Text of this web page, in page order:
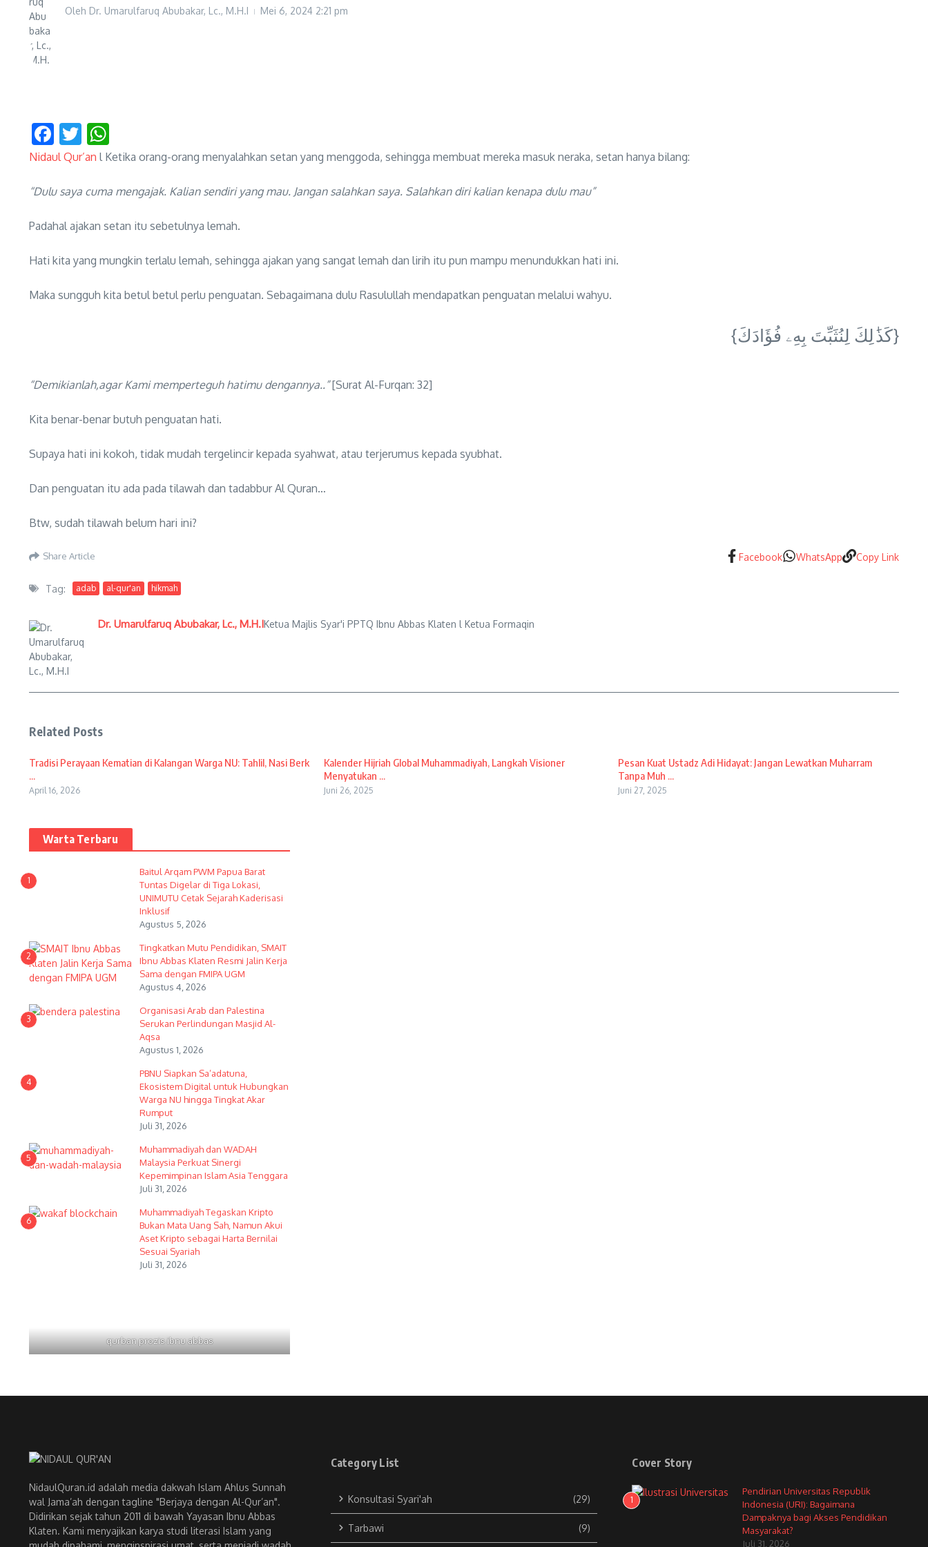
Oleh Dr. Umarulfaruq Abubakar, Lc., M.H.I Mei 6, 2024 2:21 pm
Facebook
Twitter
Nidaul Qur’an l Ketika orang-orang menyalahkan setan yang menggoda, sehingga membuat mereka masuk neraka, setan hanya bilang:
“Dulu saya cuma mengajak. Kalian sendiri yang mau. Jangan salahkan saya. Salahkan diri kalian kenapa dulu mau”
Padahal ajakan setan itu sebetulnya lemah.
Hati kita yang mungkin terlalu lemah, sehingga ajakan yang sangat lemah dan lirih itu pun mampu menundukkan hati ini.
Maka sungguh kita betul betul perlu penguatan. Sebagaimana dulu Rasulullah mendapatkan penguatan melalui wahyu.
{كَذَ ٰ⁠لِكَ لِنُثَبِّتَ بِهِۦ فُؤَادَكَ}
“Demikianlah,agar Kami memperteguh hatimu dengannya..”[Surat Al-Furqan: 32]
Kita benar-benar butuh penguatan hati.
Supaya hati ini kokoh, tidak mudah tergelincir kepada syahwat, atau terjerumus kepada syubhat.
Dan penguatan itu ada pada tilawah dan tadabbur Al Quran…
Btw, sudah tilawah belum hari ini?
Share Article Facebook WhatsApp Copy Link
Tag: adab al-qur'an hikmah
Dr. Umarulfaruq Abubakar, Lc., M.H.IKetua Majlis Syar'i PPTQ Ibnu Abbas Klaten l Ketua Formaqin
Related Posts
Tradisi Perayaan Kematian di Kalangan Warga NU: Tahlil, Nasi Berk
April 16, 2026
Kalender Hijriah Global Muhammadiyah, Langkah Visioner
Menyatukan ...
Juni 26, 2025
Pesan Kuat Ustadz Adi Hidayat: Jangan Lewatkan Muharram
Tanpa Muh ...
Juni 27, 2025
Warta Terbaru
1
Baitul Arqam PWM Papua Barat
Tuntas Digelar di Tiga Lokasi,
UNIMUTU Cetak Sejarah Kaderisasi
Inklusif
Agustus 5, 2026
2
Tingkatkan Mutu Pendidikan, SMAIT
Ibnu Abbas Klaten Resmi Jalin Kerja
Sama dengan FMIPA UGM
Agustus 4, 2026
3
Organisasi Arab dan Palestina
Serukan Perlindungan Masjid Al-
Aqsa
Agustus 1, 2026
4
PBNU Siapkan Sa’adatuna,
Ekosistem Digital untuk Hubungkan
Warga NU hingga Tingkat Akar
Rumput
Juli 31, 2026
5
Muhammadiyah dan WADAH
Malaysia Perkuat Sinergi
Kepemimpinan Islam Asia Tenggara
Juli 31, 2026
6
Muhammadiyah Tegaskan Kripto
Bukan Mata Uang Sah, Namun Akui
Aset Kripto sebagai Harta Bernilai
Sesuai Syariah
Juli 31, 2026
qurban prozis ibnu abbas
NidaulQuran.id adalah media dakwah Islam Ahlus Sunnah
wal Jama’ah dengan tagline "Berjaya dengan Al-Qur’an".
Didirikan sejak tahun 2011 di bawah Yayasan Ibnu Abbas
Klaten. Kami menyajikan karya studi literasi Islam yang
Category List
Konsultasi Syari'ah (29)
Tarbawi (9)
Cover Story
1
Pendirian Universitas Republik
Indonesia (URI): Bagaimana
Dampaknya bagi Akses Pendidikan
Masyarakat?
Juli 31, 2026